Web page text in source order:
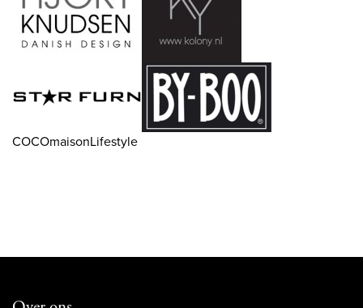
COCOmaisonLifestyle